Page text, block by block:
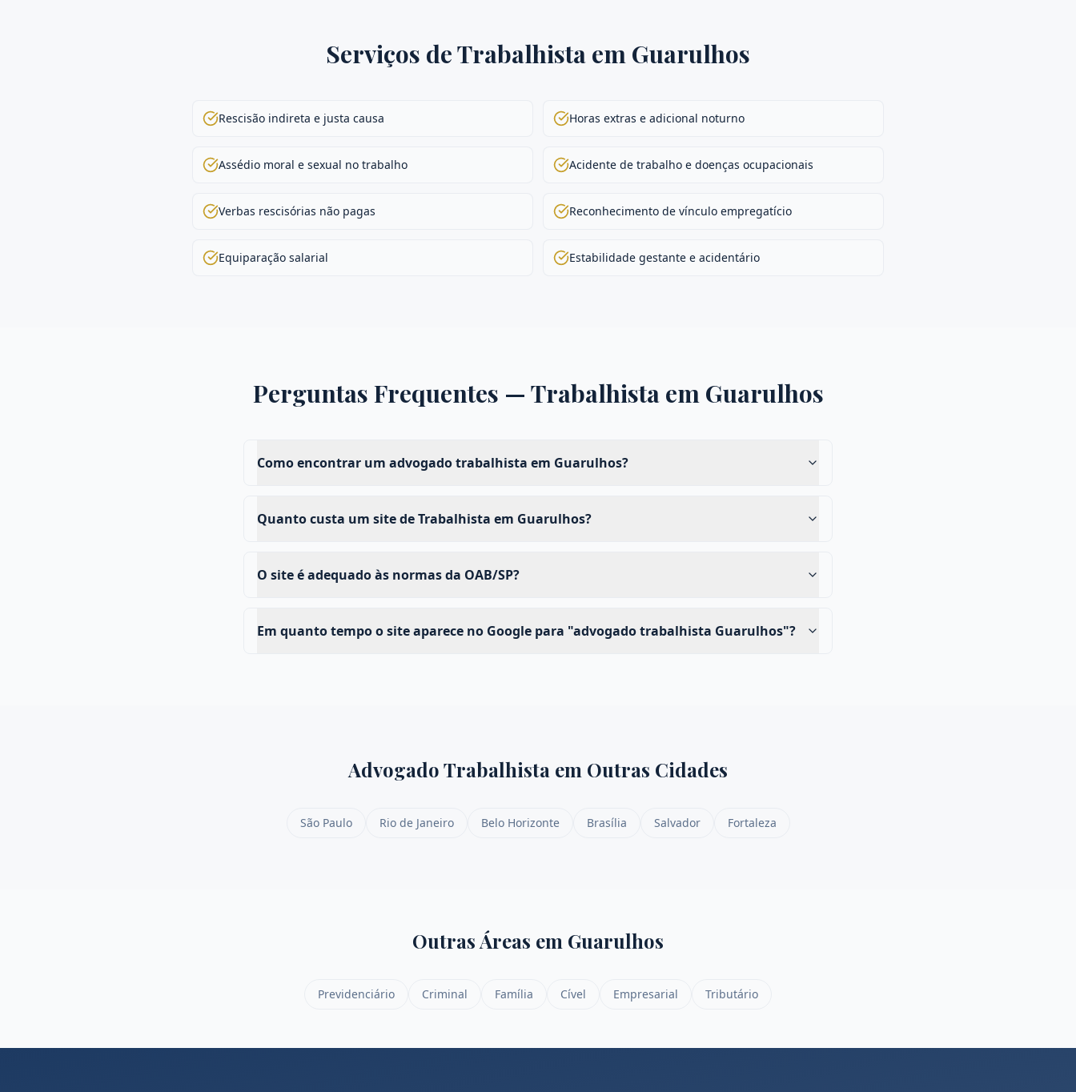
Serviços deTrabalhista em Guarulhos
Rescisão indireta e justa causa Horas extras e adicional noturno
Assédio moral e sexual no trabalho Acidente de trabalho e doenças ocupacionais
Verbas rescisórias não pagas Reconhecimento de vínculo empregatício
Equiparação salarial Estabilidade gestante e acidentário
Perguntas Frequentes — Trabalhistaem Guarulhos
Como encontrar um advogado trabalhista em Guarulhos?
Quanto custa um site de Trabalhista em Guarulhos?
O site é adequado às normas da OAB/SP?
Em quanto tempo o site aparece no Google para "advogado trabalhista Guarulhos"?
Advogado Trabalhista em Outras Cidades
São Paulo Rio de Janeiro Belo Horizonte Brasília Salvador Fortaleza
Outras Áreas em Guarulhos
Previdenciário Criminal Família Cível Empresarial Tributário